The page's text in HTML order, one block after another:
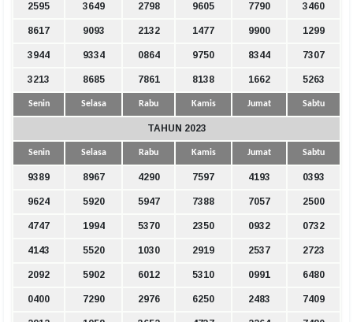
2595 3649 2798 9605 7790 3460
8617 9093 2132 1477 9900 1299
3944 9334 0864 9750 8344 7307
3213 8685 7861 8138 1662 5263
Senin Selasa Rabu Kamis Jumat Sabtu
TAHUN 2023
Senin Selasa Rabu Kamis Jumat Sabtu
9389 8967 4290 7597 4193 0393
9624 5920 5947 7388 7057 2500
4747 1994 5370 2350 0932 0732
4143 5520 1030 2919 2537 2723
2092 5902 6012 5310 0991 6480
0400 7290 2976 6250 2483 7409